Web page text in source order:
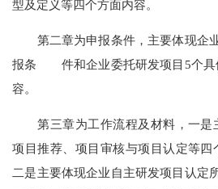
型及定义等四个方面内容。
第二章为申报条件，主要体现企
报条 件和企业委托研发项目5个具
容。
第三章为工作流程及材料，一是
项目推荐、项目审核与项目认定等四
二是主要体现企业自主研发项目认定